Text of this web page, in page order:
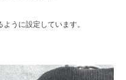
うに設定しています。